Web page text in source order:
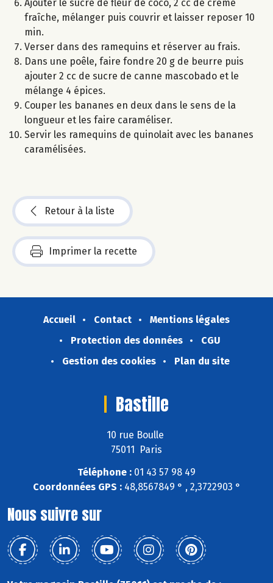
Ajouter le sucre de fleur de coco, 2 cc de crème
fraîche, mélanger puis couvrir et laisser reposer 10
min.
Verser dans des ramequins et réserver au frais.
Dans une poêle, faire fondre 20 g de beurre puis
ajouter 2 cc de sucre de canne mascobado et le
mélange 4 épices.
Couper les bananes en deux dans le sens de la
longueur et les faire caraméliser.
Servir les ramequins de quinolait avec les bananes
caramélisées.
Retour à la liste
Imprimer la recette
Accueil Contact
Mentions légales
Protection des données
CGU
Gestion des cookies
Plan du site
Bastille
10 rue Boulle
75011 Paris
Téléphone : 01 43 57 98 49
Coordonnées GPS :48,8567849 ° , 2,3722903 °
Nous suivre sur